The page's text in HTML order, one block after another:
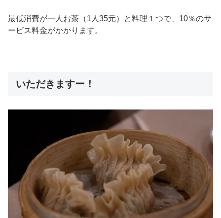
最低消費が一人お茶（1人35元）と料理１つで、10％のサ
ービス料金がかかります。
いただきますー！